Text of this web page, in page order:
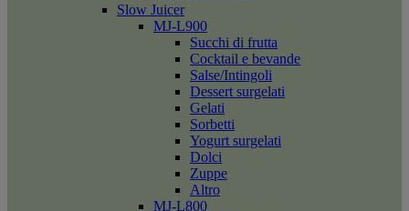
Slow Juicer
MJ-L900
Succhi di frutta
Cocktail e bevande
Salse/Intingoli
Dessert surgelati
Gelati
Sorbetti
Yogurt surgelati
Dolci
Zuppe
Altro
MJ-L800